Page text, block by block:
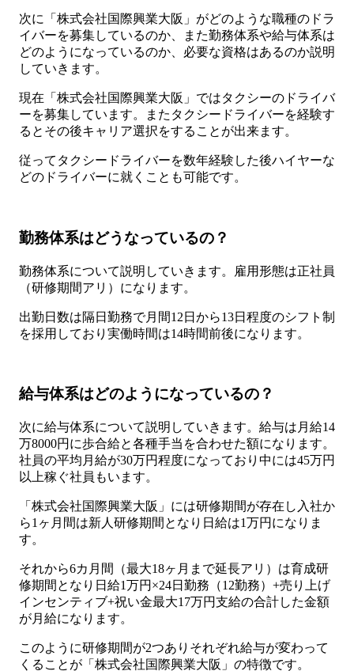
次に「株式会社国際興業大阪」がどのような職種のドラ
イバーを募集しているのか、また勤務体系や給与体系は
どのようになっているのか、必要な資格はあるのか説明
していきます。
現在「株式会社国際興業大阪」ではタクシーのドライバ
ーを募集しています。またタクシードライバーを経験す
るとその後キャリア選択をすることが出来ます。
従ってタクシードライバーを数年経験した後ハイヤーな
どのドライバーに就くことも可能です。
勤務体系はどうなっているの？
勤務体系について説明していきます。雇用形態は正社員
（研修期間アリ）になります。
出勤日数は隔日勤務で月間12日から13日程度のシフト制
を採用しており実働時間は14時間前後になります。
給与体系はどのようになっているの？
次に給与体系について説明していきます。給与は月給14
万8000円に歩合給と各種手当を合わせた額になります。
社員の平均月給が30万円程度になっており中には45万円
以上稼ぐ社員もいます。
「株式会社国際興業大阪」には研修期間が存在し入社か
ら1ヶ月間は新人研修期間となり日給は1万円になりま
す。
それから6カ月間（最大18ヶ月まで延長アリ）は育成研
修期間となり日給1万円×24日勤務（12勤務）+売り上げ
インセンティブ+祝い金最大17万円支給の合計した金額
が月給になります。
このように研修期間が2つありそれぞれ給与が変わって
くることが「株式会社国際興業大阪」の特徴です。